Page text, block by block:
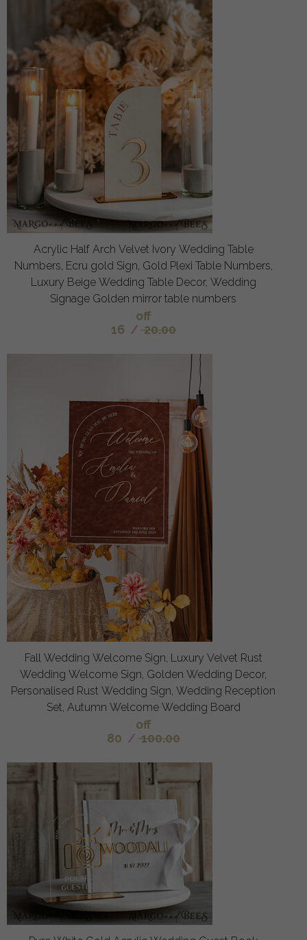
Acrylic Half Arch Velvet Ivory Wedding Table
Numbers, Ecru gold Sign, Gold Plexi Table Numbers,
Luxury Beige Wedding Table Decor, Wedding
Signage Golden mirror table numbers
off
16 / 20.00
Fall Wedding Welcome Sign, Luxury Velvet Rust
Wedding Welcome Sign, Golden Wedding Decor,
Personalised Rust Wedding Sign, Wedding Reception
Set, Autumn Welcome Wedding Board
off
80 / 100.00